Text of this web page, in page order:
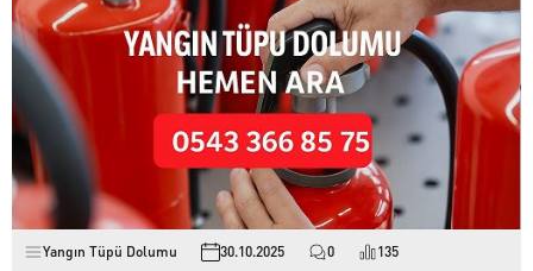
Yangın Tüpü Dolumu 30.10.2025 0 135